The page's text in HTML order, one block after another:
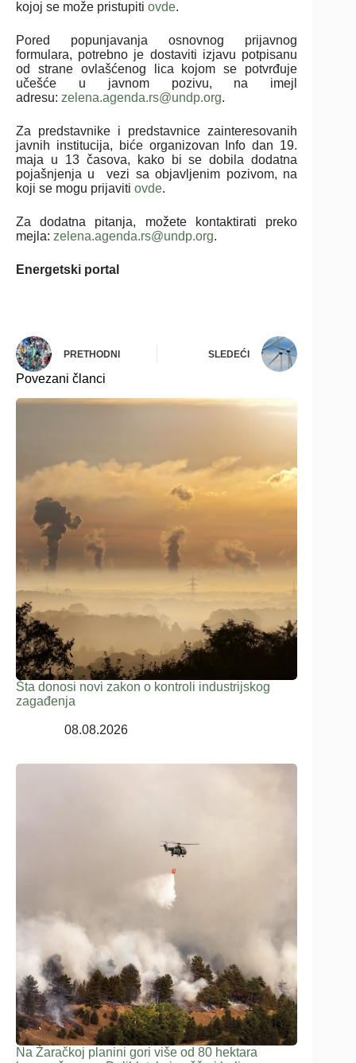
kojoj se može pristupiti ovde.
Pored popunjavanja osnovnog prijavnog
formulara, potrebno je dostaviti izjavu potpisanu
od strane ovlašćenog lica kojom se potvrđuje
učešće u javnom pozivu, na imejl
adresu: zelena.agenda.rs@undp.org.
Za predstavnike i predstavnice zainteresovanih
javnih institucija, biće organizovan Info dan 19.
maja u 13 časova, kako bi se dobila dodatna
pojašnjenja u vezi sa objavljenim pozivom, na
koji se mogu prijaviti ovde.
Za dodatna pitanja, možete kontaktirati preko
mejla: zelena.agenda.rs@undp.org.
Energetski portal
PRETHODNI SLEDEĆI
Povezani članci
Šta donosi novi zakon o kontroli industrijskog
zagađenja
08.08.2026
Na Žaračkoj planini gori više od 80 hektara